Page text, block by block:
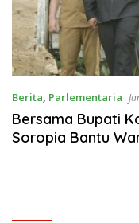
Berita, Parlementaria
Bersama Bupati
Soropia Bantu